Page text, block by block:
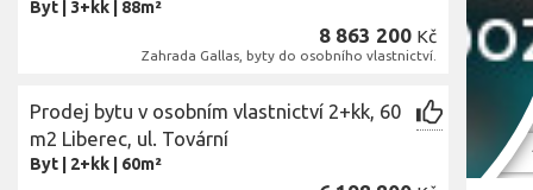
Byt 3+kk 88m²
8 863 200 Kč
Zahrada Gallas, byty do osobního vlastnictví.
Prodej bytu v osobním vlastnictví 2+kk, 60
m2 Liberec, ul. Tovární
Byt 2+kk 60m²